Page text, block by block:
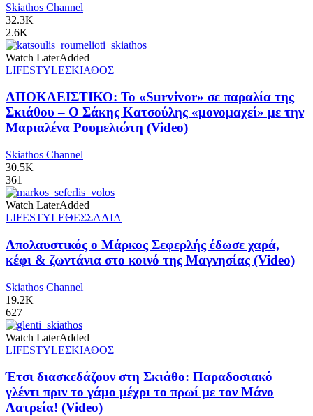
Skiathos Channel
32.3K
2.6K
Watch LaterAdded
LIFESTYLEΣΚΙΑΘΟΣ
ΑΠΟΚΛΕΙΣΤΙΚΟ: Το «Survivor» σε παραλία της
Σκιάθου – Ο Σάκης Κατσούλης «μονομαχεί» με την
Μαριαλένα Ρουμελιώτη (Video)
Skiathos Channel
30.5K
361
Watch LaterAdded
LIFESTYLEΘΕΣΣΑΛΙΑ
Απολαυστικός ο Μάρκος Σεφερλής έδωσε χαρά,
κέφι & ζωντάνια στο κοινό της Μαγνησίας (Video)
Skiathos Channel
19.2K
627
Watch LaterAdded
LIFESTYLEΣΚΙΑΘΟΣ
Έτσι διασκεδάζουν στη Σκιάθο: Παραδοσιακό
γλέντι πριν το γάμο μέχρι το πρωί με τον Μάνο
Λατρεία! (Video)